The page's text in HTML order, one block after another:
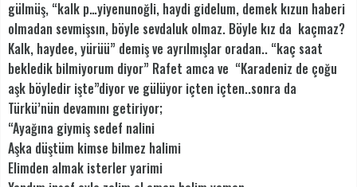
gülmüş, “kalk p…yiyenunoğli, haydi gidelum, demek kızun haberi
olmadan sevmişsın, böyle sevdaluk olmaz. Böyle kız da kaçmaz?
Kalk, haydee, yürüü” demiş ve ayrılmışlar oradan.. “kaç saat
bekledik bilmiyorum diyor” Rafet amca ve “Karadeniz de çoğu
aşk böyledir işte”diyor ve gülüyor içten içten..sonra da
Türkü’nün devamını getiriyor;
“Ayağına giymiş sedef nalini
Aşka düştüm kimse bilmez halimi
Elimden almak isterler yarimi